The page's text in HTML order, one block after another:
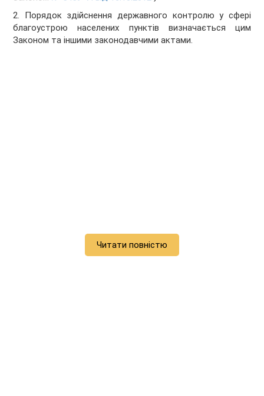
2. Порядок здійснення державного контролю у сфері
благоустрою населених пунктів визначається цим
Законом та іншими законодавчими актами.
Читати повністю